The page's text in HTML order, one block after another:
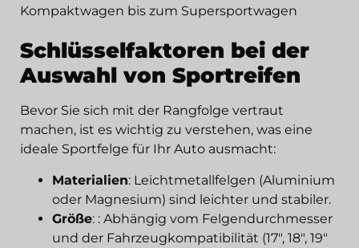
Kompaktwagen bis zum Supersportwagen
Schlüsselfaktoren bei der
Auswahl von Sportreifen
Bevor Sie sich mit der Rangfolge vertraut
machen, ist es wichtig zu verstehen, was eine
ideale Sportfelge für Ihr Auto ausmacht:
Materialien: Leichtmetallfelgen (Aluminium
oder Magnesium) sind leichter und stabiler.
Größe: : Abhängig vom Felgendurchmesser
und der Fahrzeugkompatibilität (17″, 18″, 19″